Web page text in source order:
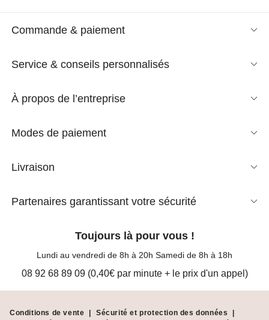
Commande & paiement
Service & conseils personnalisés
À propos de l’entreprise
Modes de paiement
Livraison
Partenaires garantissant votre sécurité
Toujours là pour vous !
Lundi au vendredi de 8h à 20h Samedi de 8h à 18h
08 92 68 89 09 (0,40€ par minute + le prix d'un appel)
Conditions de vente | Sécurité et protection des données
|